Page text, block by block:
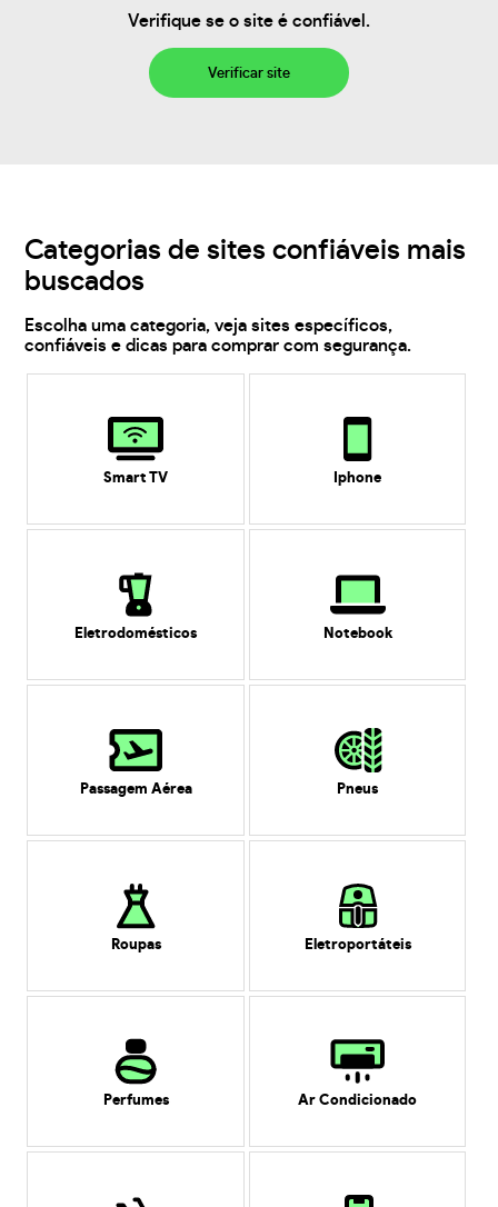
Verifique se o site é confiável.
Verificar site
Categorias de sites confiáveis mais
buscados
Escolha uma categoria, veja sites específicos,
confiáveis e dicas para comprar com segurança.
Smart TV Iphone
Eletrodomésticos Notebook
Passagem Aérea Pneus
Roupas Eletroportáteis
Perfumes Ar Condicionado